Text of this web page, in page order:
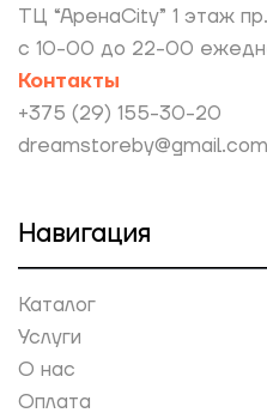
ТЦ “АренаCity” 1 этаж
с 10-00 до 22-00
Контакты
+375 (29) 155-30-20
dreamstoreby@gmail.com
Навигация
Каталог
Услуги
О нас
Оплата